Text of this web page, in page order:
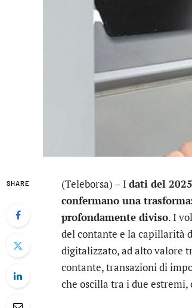
SHARE (Teleborsa) – I dati del
confermano una
profondamente diviso. I
del contante e la capillarità
digitalizzato, ad alto valore
contante, transazioni di
che oscilla tra i due estremi,